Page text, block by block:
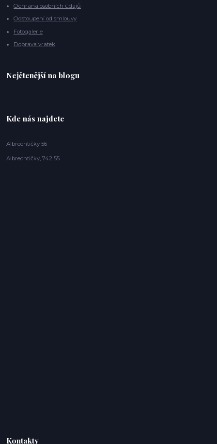
Ochrana osobních údajů
Odstoupení od smlouvy
Fotogalerie
Doprava vratek
Nejčtenější na blogu
Kde nás najdete
Albrechtičky 56
Albrechtičky, 742 55
Kontakty